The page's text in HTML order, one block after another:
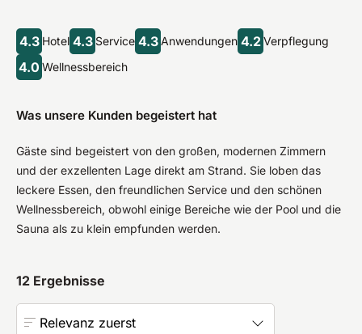
4.3 Hotel 4.3 Service 4.3 Anwendungen 4.2 Verpflegung
4.0 Wellnessbereich
Was unsere Kunden begeistert hat
Gäste sind begeistert von den großen, modernen Zimmern
und der exzellenten Lage direkt am Strand. Sie loben das
leckere Essen, den freundlichen Service und den schönen
Wellnessbereich, obwohl einige Bereiche wie der Pool und die
Sauna als zu klein empfunden werden.
12 Ergebnisse
Relevanz zuerst